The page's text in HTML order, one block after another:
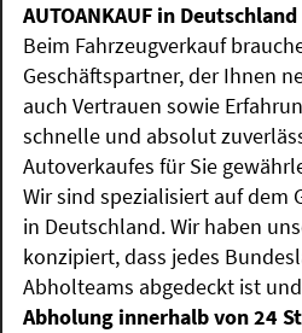
AUTOANKAUF in Deutschland
Beim Fahrzeugverkauf
Geschäftspartner, der Ihnen
auch Vertrauen sowie
schnelle und absolut
Autoverkaufes für Sie
Wir sind spezialisiert auf dem
in Deutschland. Wir haben
konzipiert, dass jedes
Abholteams abgedeckt ist
Abholung innerhalb von 24